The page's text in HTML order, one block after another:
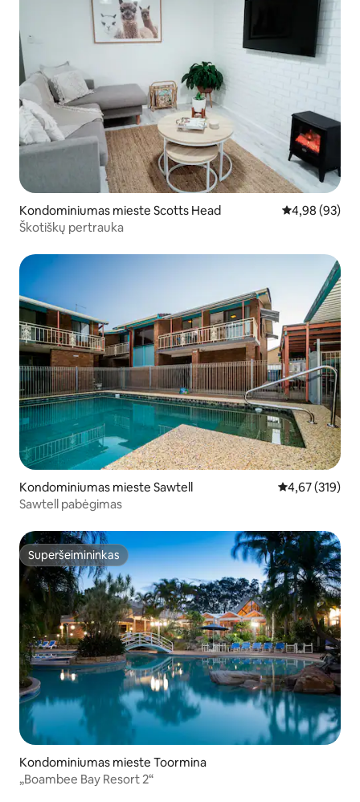
Kondominiumas mieste Scotts Head Vidutinis
4,98 (93)
Škotiškų pertrauka
Kondominiumas mieste Sawtell Vidutinis
4,67 (319)
Sawtell pabėgimas
Superšeimininkas
Superšeimininkas
Kondominiumas mieste Toormina
„Boambee Bay Resort 2“